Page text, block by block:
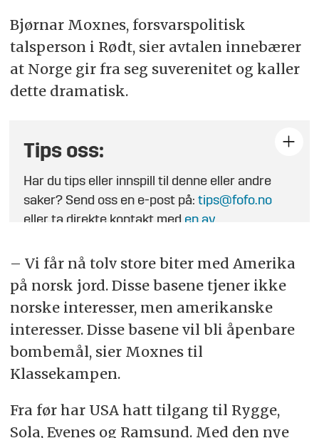
Bjørnar Moxnes, forsvarspolitisk
talsperson i Rødt, sier avtalen innebærer
at Norge gir fra seg suverenitet og kaller
dette dramatisk.
Tips oss:
Har du tips eller innspill til denne eller andre
saker? Send oss en e-post på:tips@fofo.no
eller ta direkte kontakt med en av
– Vi får nå tolv store biter med Amerika
på norsk jord. Disse basene tjener ikke
norske interesser, men amerikanske
interesser. Disse basene vil bli åpenbare
bombemål, sier Moxnes til
Klassekampen.
Fra før har USA hatt tilgang til Rygge,
Sola, Evenes og Ramsund. Med den nye